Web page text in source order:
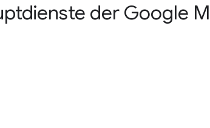
der Google